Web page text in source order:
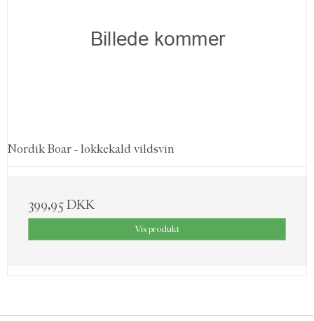
Nordik Boar - lokkekald vildsvin
399,95 DKK
Vis produkt